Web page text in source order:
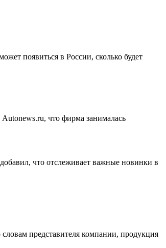
появиться в России, сколько будет
что фирма занималась
что отслеживает важные новинки в
представителя компании, продукция